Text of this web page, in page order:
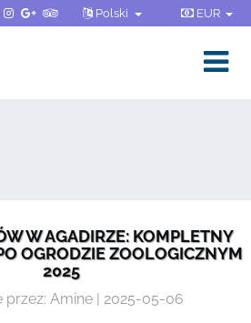
Polski EUR
W AGADIRZE: KOMPLETNY
OGRODZIE ZOOLOGICZNYM
2025
przez: Amine | 2025-05-06